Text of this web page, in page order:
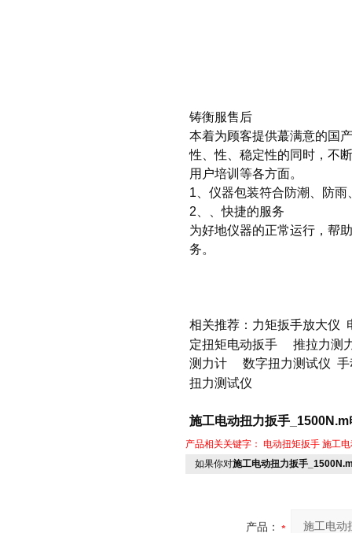
铸衡服售后
本着为顾客提供蕞满意的国
性、性、稳定性的同时，不
用户培训等各方面。
1、仪器包装符合防潮、防
2、、快捷的服务
为好地仪器的正常运行，帮
务。
相关推荐： 力矩扳手放大仪
定扭矩电动扳手
推拉力测
测力计
数字扭力测试仪 手
扭力测试仪
施工电动扭力扳手
产品相关关键字： 电动扭矩扳手 施工
如果你对施工电动扭力扳手
产品：